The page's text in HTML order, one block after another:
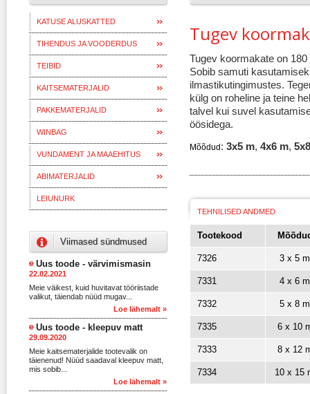
KATUSE ALUSKATTED
TIHENDUS JA VOODERDUS
TEIBID
KAITSEMATERJALID
PAKKEMATERJALID
WINBAG
VUNDAMENT JA MAAEHITUS
ABIMATERJALID
LEIUNURK
Viimased sündmused
Uus toode - värvimismasin
22.02.2021
Meie väikest, kuid huvitavat tööriistade
valikut, täiendab nüüd mugav...
Loe lähemalt »
Uus toode - kleepuv matt
29.09.2020
Meie kaitsematerjalide tootevalik on
täienenud! Nüüd saadaval kleepuv matt,
mis sobib...
Loe lähemalt »
Tugev
Tugev koormakate on
Sobib samuti
ilmastikutingimustes.
külg on roheline ja teine
talvel kui suvel
öösidega.
Mõõdud : 3x5 m, 4x6 m,
TEHNILISED ANDMED
Tootekood
7326 3 x 5 m
7331 4 x 6 m
7332 5 x 8 m
7335 6 x 10
7333 8 x 12
7334 10 x 15